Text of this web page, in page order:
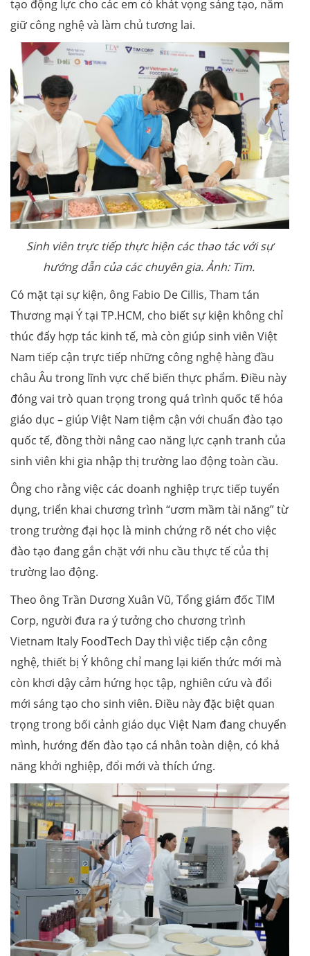
tạo động lực cho các em có khát vọng sáng tạo, nắm
giữ công nghệ và làm chủ tương lai.
Sinh viên trực tiếp thực hiện các thao tác với sự
hướng dẫn của các chuyên gia. Ảnh: Tim.
Có mặt tại sự kiện, ông Fabio De Cillis, Tham tán
Thương mại Ý tại TP.HCM, cho biết sự kiện không chỉ
thúc đẩy hợp tác kinh tế, mà còn giúp sinh viên Việt
Nam tiếp cận trực tiếp những công nghệ hàng đầu
châu Âu trong lĩnh vực chế biến thực phẩm. Điều này
đóng vai trò quan trọng trong quá trình quốc tế hóa
giáo dục – giúp Việt Nam tiệm cận với chuẩn đào tạo
quốc tế, đồng thời nâng cao năng lực cạnh tranh của
sinh viên khi gia nhập thị trường lao động toàn cầu.
Ông cho rằng việc các doanh nghiệp trực tiếp tuyển
dụng, triển khai chương trình “ươm mầm tài năng” từ
trong trường đại học là minh chứng rõ nét cho việc
đào tạo đang gắn chặt với nhu cầu thực tế của thị
trường lao động.
Theo ông Trần Dương Xuân Vũ, Tổng giám đốc TIM
Corp, người đưa ra ý tưởng cho chương trình
Vietnam Italy FoodTech Day thì việc tiếp cận công
nghệ, thiết bị Ý không chỉ mang lại kiến thức mới mà
còn khơi dậy cảm hứng học tập, nghiên cứu và đổi
mới sáng tạo cho sinh viên. Điều này đặc biệt quan
trọng trong bối cảnh giáo dục Việt Nam đang chuyển
mình, hướng đến đào tạo cá nhân toàn diện, có khả
năng khởi nghiệp, đổi mới và thích ứng.